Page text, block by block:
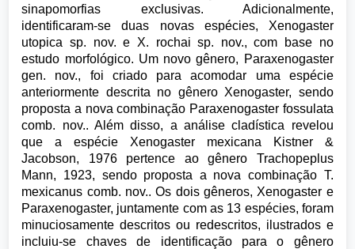
sinapomorfias exclusivas. Adicionalmente,
identificaram-se duas novas espécies, Xenogaster
utopica sp. nov. e X. rochai sp. nov., com base no
estudo morfológico. Um novo gênero, Paraxenogaster
gen. nov., foi criado para acomodar uma espécie
anteriormente descrita no gênero Xenogaster, sendo
proposta a nova combinação Paraxenogaster fossulata
comb. nov.. Além disso, a análise cladística revelou
que a espécie Xenogaster mexicana Kistner &
Jacobson, 1976 pertence ao gênero Trachopeplus
Mann, 1923, sendo proposta a nova combinação T.
mexicanus comb. nov.. Os dois gêneros, Xenogaster e
Paraxenogaster, juntamente com as 13 espécies, foram
minuciosamente descritos ou redescritos, ilustrados e
incluiu-se chaves de identificação para o gênero